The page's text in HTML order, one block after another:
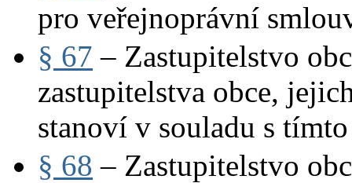
pro veřejnoprávní
§ 67 – Zastupitelstvo
zastupitelstva obce,
stanoví v souladu s tímto
§ 68 – Zastupitelstvo